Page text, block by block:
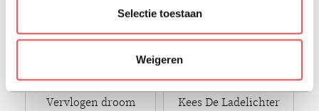
Selectie toestaan
Weigeren
Vervlogen droom
Kees De Ladelichter